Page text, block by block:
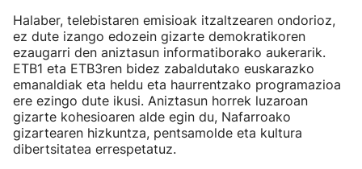
Halaber, telebistaren emisioak itzaltzearen ondorioz,
ez dute izango edozein gizarte demokratikoren
ezaugarri den aniztasun informatiborako aukerarik.
ETB1 eta ETB3ren bidez zabaldutako euskarazko
emanaldiak eta heldu eta haurrentzako programazioa
ere ezingo dute ikusi. Aniztasun horrek luzaroan
gizarte kohesioaren alde egin du, Nafarroako
gizartearen hizkuntza, pentsamolde eta kultura
dibertsitatea errespetatuz.